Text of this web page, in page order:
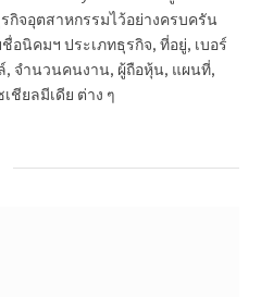
กิจอุตสาหกรรมไว้อย่างครบครัน
อนิคมฯ ประเภทธุรกิจ, ที่อยู่, เบอร์
, จำนวนคนงาน, ผู้ถือหุ้น, แผนที่,
ชียลมีเดีย ต่าง ๆ